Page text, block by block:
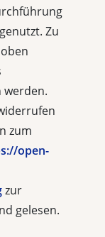
Zu
werden.
zum
open-
zur
gelesen.